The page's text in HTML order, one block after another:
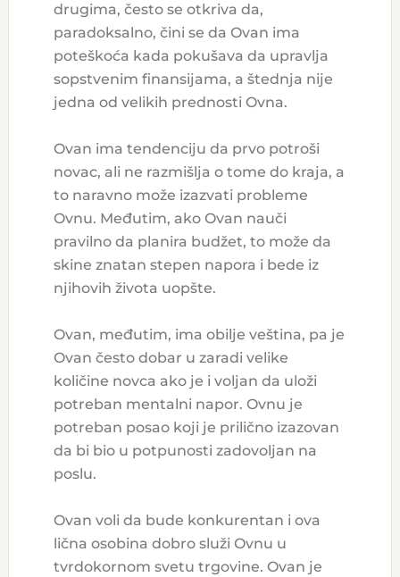
drugima, često se otkriva da,
paradoksalno, čini se da Ovan ima
poteškoća kada pokušava da upravlja
sopstvenim finansijama, a štednja nije
jedna od velikih prednosti Ovna.
Ovan ima tendenciju da prvo potroši
novac, ali ne razmišlja o tome do kraja, a
to naravno može izazvati probleme
Ovnu. Međutim, ako Ovan nauči
pravilno da planira budžet, to može da
skine znatan stepen napora i bede iz
njihovih života uopšte.
Ovan, međutim, ima obilje veština, pa je
Ovan često dobar u zaradi velike
količine novca ako je i voljan da uloži
potreban mentalni napor. Ovnu je
potreban posao koji je prilično izazovan
da bi bio u potpunosti zadovoljan na
poslu.
Ovan voli da bude konkurentan i ova
lična osobina dobro služi Ovnu u
tvrdokornom svetu trgovine. Ovan je